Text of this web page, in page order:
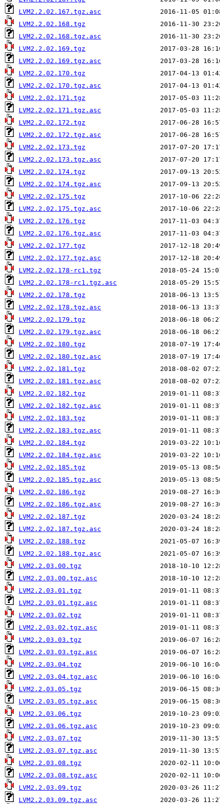
LVM2.2.02.167.tgz.asc
LVM2.2.02.168.tgz
LVM2.2.02.168.tgz.asc
LVM2.2.02.169.tgz
LVM2.2.02.169.tgz.asc
LVM2.2.02.170.tgz
LVM2.2.02.170.tgz.asc
LVM2.2.02.171.tgz
LVM2.2.02.171.tgz.asc
LVM2.2.02.172.tgz
LVM2.2.02.172.tgz.asc
LVM2.2.02.173.tgz
LVM2.2.02.173.tgz.asc
LVM2.2.02.174.tgz
LVM2.2.02.174.tgz.asc
LVM2.2.02.175.tgz
LVM2.2.02.175.tgz.asc
LVM2.2.02.176.tgz
LVM2.2.02.176.tgz.asc
LVM2.2.02.177.tgz
LVM2.2.02.177.tgz.asc
LVM2.2.02.178-rc1.tgz
LVM2.2.02.178-rc1.tgz.asc
LVM2.2.02.178.tgz
LVM2.2.02.178.tgz.asc
LVM2.2.02.179.tgz
LVM2.2.02.179.tgz.asc
LVM2.2.02.180.tgz
LVM2.2.02.180.tgz.asc
LVM2.2.02.181.tgz
LVM2.2.02.181.tgz.asc
LVM2.2.02.182.tgz
LVM2.2.02.182.tgz.asc
LVM2.2.02.183.tgz
LVM2.2.02.183.tgz.asc
LVM2.2.02.184.tgz
LVM2.2.02.184.tgz.asc
LVM2.2.02.185.tgz
LVM2.2.02.185.tgz.asc
LVM2.2.02.186.tgz
LVM2.2.02.186.tgz.asc
LVM2.2.02.187.tgz
LVM2.2.02.187.tgz.asc
LVM2.2.02.188.tgz
LVM2.2.02.188.tgz.asc
LVM2.2.03.00.tgz
LVM2.2.03.00.tgz.asc
LVM2.2.03.01.tgz
LVM2.2.03.01.tgz.asc
LVM2.2.03.02.tgz
LVM2.2.03.02.tgz.asc
LVM2.2.03.03.tgz
LVM2.2.03.03.tgz.asc
LVM2.2.03.04.tgz
LVM2.2.03.04.tgz.asc
LVM2.2.03.05.tgz
LVM2.2.03.05.tgz.asc
LVM2.2.03.06.tgz
LVM2.2.03.06.tgz.asc
LVM2.2.03.07.tgz
LVM2.2.03.07.tgz.asc
LVM2.2.03.08.tgz
LVM2.2.03.08.tgz.asc
LVM2.2.03.09.tgz
LVM2.2.03.09.tgz.asc